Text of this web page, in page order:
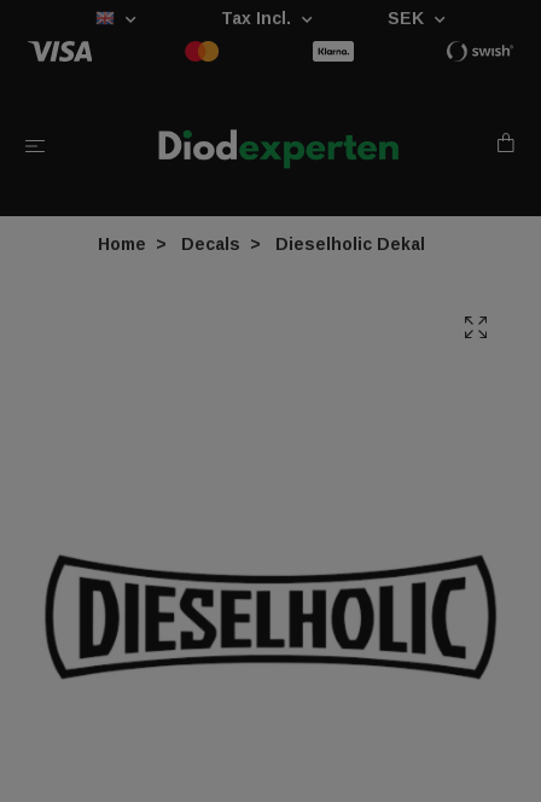
Tax Incl. SEK
Home Decals Dieselholic Dekal